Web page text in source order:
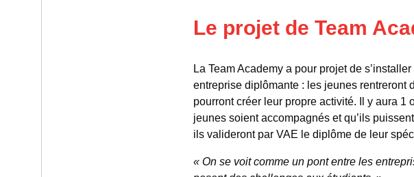
Le projet de Team
La Team Academy a pour projet de
entreprise diplômante : les jeunes rentreront
pourront créer leur propre activité. Il y aura
jeunes soient accompagnés et qu’ils
ils valideront par VAE le diplôme de leur
« On se voit comme un pont entre les